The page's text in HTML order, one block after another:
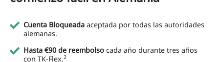
Cuenta Bloqueada aceptada por todas las autoridades
alemanas.
Hasta €90 de reembolso cada año durante tres años
con TK-Flex.2